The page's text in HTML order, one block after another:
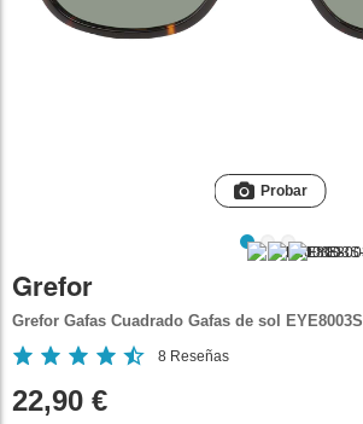
Probar
Grefor
Grefor Gafas Cuadrado Gafas de sol EYE8003S
8 Reseñas
22,90 €